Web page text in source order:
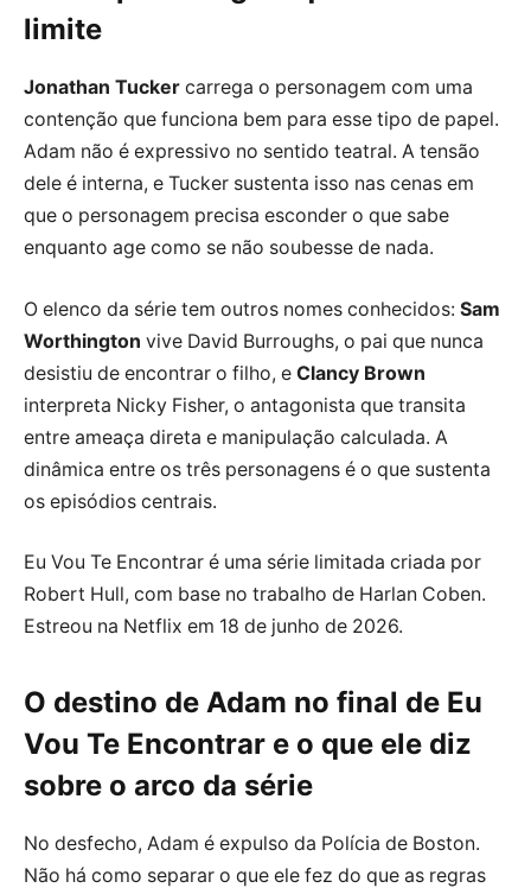
limite
Jonathan Tucker carrega o personagem com uma
contenção que funciona bem para esse tipo de papel.
Adam não é expressivo no sentido teatral. A tensão
dele é interna, e Tucker sustenta isso nas cenas em
que o personagem precisa esconder o que sabe
enquanto age como se não soubesse de nada.
O elenco da série tem outros nomes conhecidos: Sam
Worthington vive David Burroughs, o pai que nunca
desistiu de encontrar o filho, e Clancy Brown
interpreta Nicky Fisher, o antagonista que transita
entre ameaça direta e manipulação calculada. A
dinâmica entre os três personagens é o que sustenta
os episódios centrais.
Eu Vou Te Encontrar é uma série limitada criada por
Robert Hull, com base no trabalho de Harlan Coben.
Estreou na Netflix em 18 de junho de 2026.
O destino de Adam no final de Eu
Vou Te Encontrar e o que ele diz
sobre o arco da série
No desfecho, Adam é expulso da Polícia de Boston.
Não há como separar o que ele fez do que as regras